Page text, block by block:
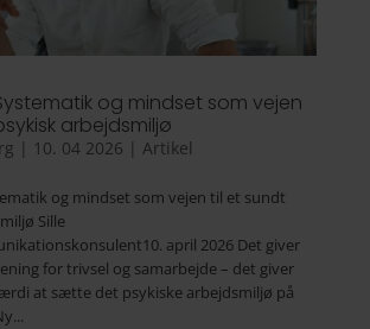
og mindset som vejen
arbejdsmiljø
| 10. 04 2026 | Artikel
og mindset som vejen til et sundt
Sille
april 2026 Det giver
for trivsel og samarbejde – det giver
at sætte det psykiske arbejdsmiljø på